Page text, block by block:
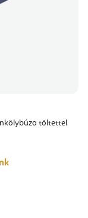
töltettel